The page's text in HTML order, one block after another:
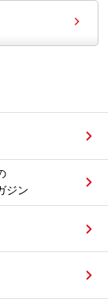
ジン